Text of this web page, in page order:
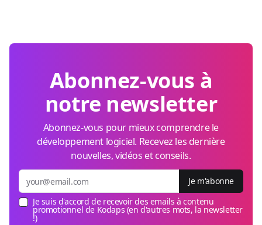
Abonnez-vous à
notre newsletter
Abonnez-vous pour mieux comprendre le
développement logiciel. Recevez les dernière
nouvelles, vidéos et conseils.
Je m'abonne
Je suis d'accord de recevoir des emails à contenu
promotionnel de Kodaps (en d'autres mots, la newsletter
!)